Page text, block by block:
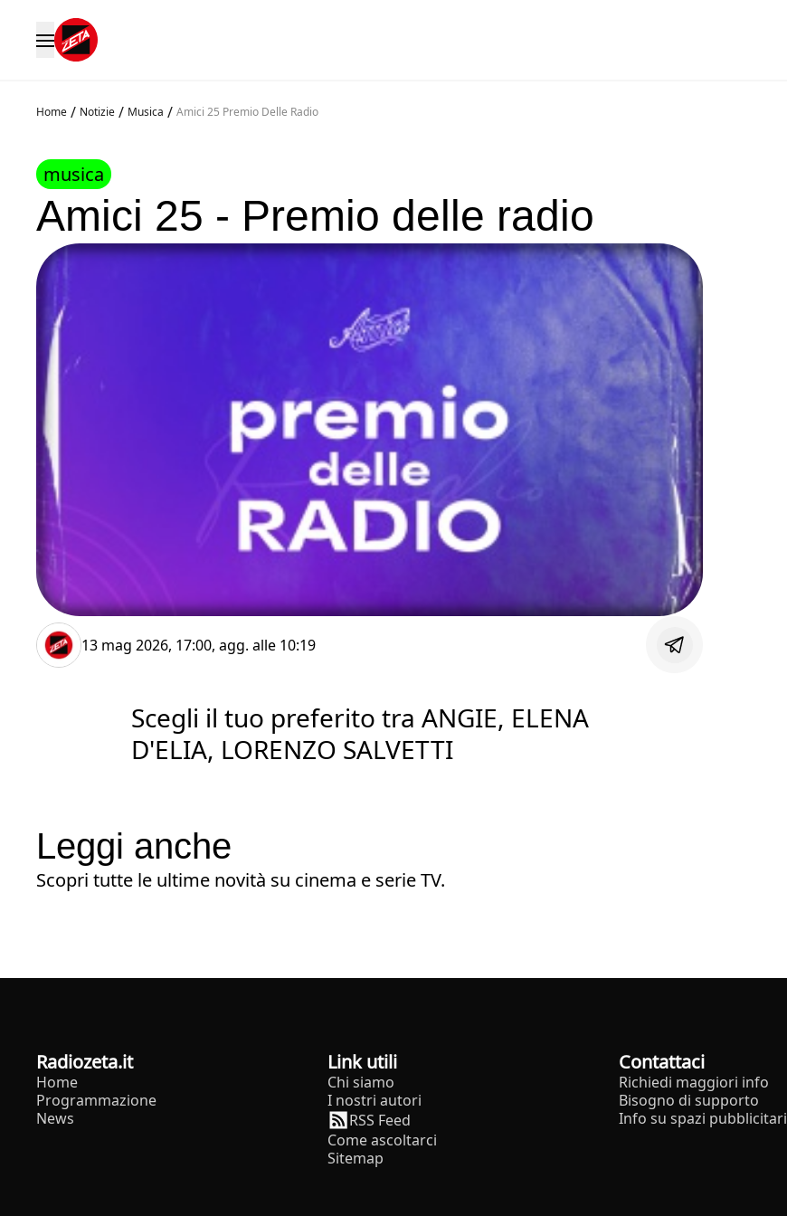
Home / Notizie / Musica / Amici 25 Premio Delle Radio
musica
Amici 25 - Premio delle radio
13 mag 2026, 17:00, agg. alle 10:19
Scegli il tuo preferito tra ANGIE, ELENA
D'ELIA, LORENZO SALVETTI
Leggi anche
Scopri tutte le ultime novità su cinema e serie TV.
radiozeta.it
Home
Programmazione
News
Link utili
Chi siamo
I nostri autori
RSS Feed
Come ascoltarci
Sitemap
Contattaci
Richiedi maggiori info
Bisogno di supporto
Info su spazi pubblicitari